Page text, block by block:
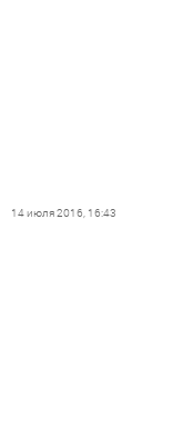
14 июля 2016, 16:43